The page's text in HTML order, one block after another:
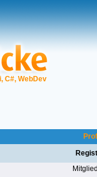
C#, WebDev